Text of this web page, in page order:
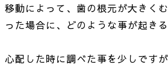
移動によって、歯の根元が大きく
った場合に、どのような事が起き
心配した時に調べた事を少しですが